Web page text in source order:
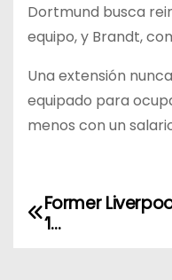
Dortmund busca
equipo, y Brandt,
Una extensión
equipado para
menos con un
NFormer
‘I…